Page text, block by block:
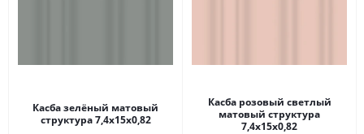
Касба зелёный матовый
структура 7,4x15x0,82
Касба розовый светлый
матовый структура
7,4x15x0,82